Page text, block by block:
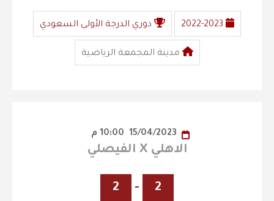
2022-2023 دوري الدرجة الأولى السعودي
مدينة المجمعة الرياضية
الاهلي X الفيصلي
2
-
2